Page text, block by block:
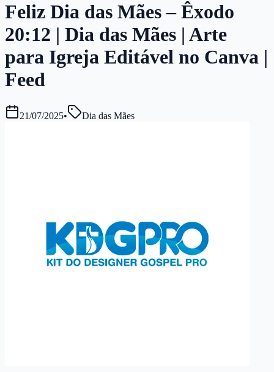
Feliz Dia das Mães – Êxodo
20:12 | Dia das Mães | Arte
para Igreja Editável no Canva |
Feed
21/07/2025• Dia das Mães